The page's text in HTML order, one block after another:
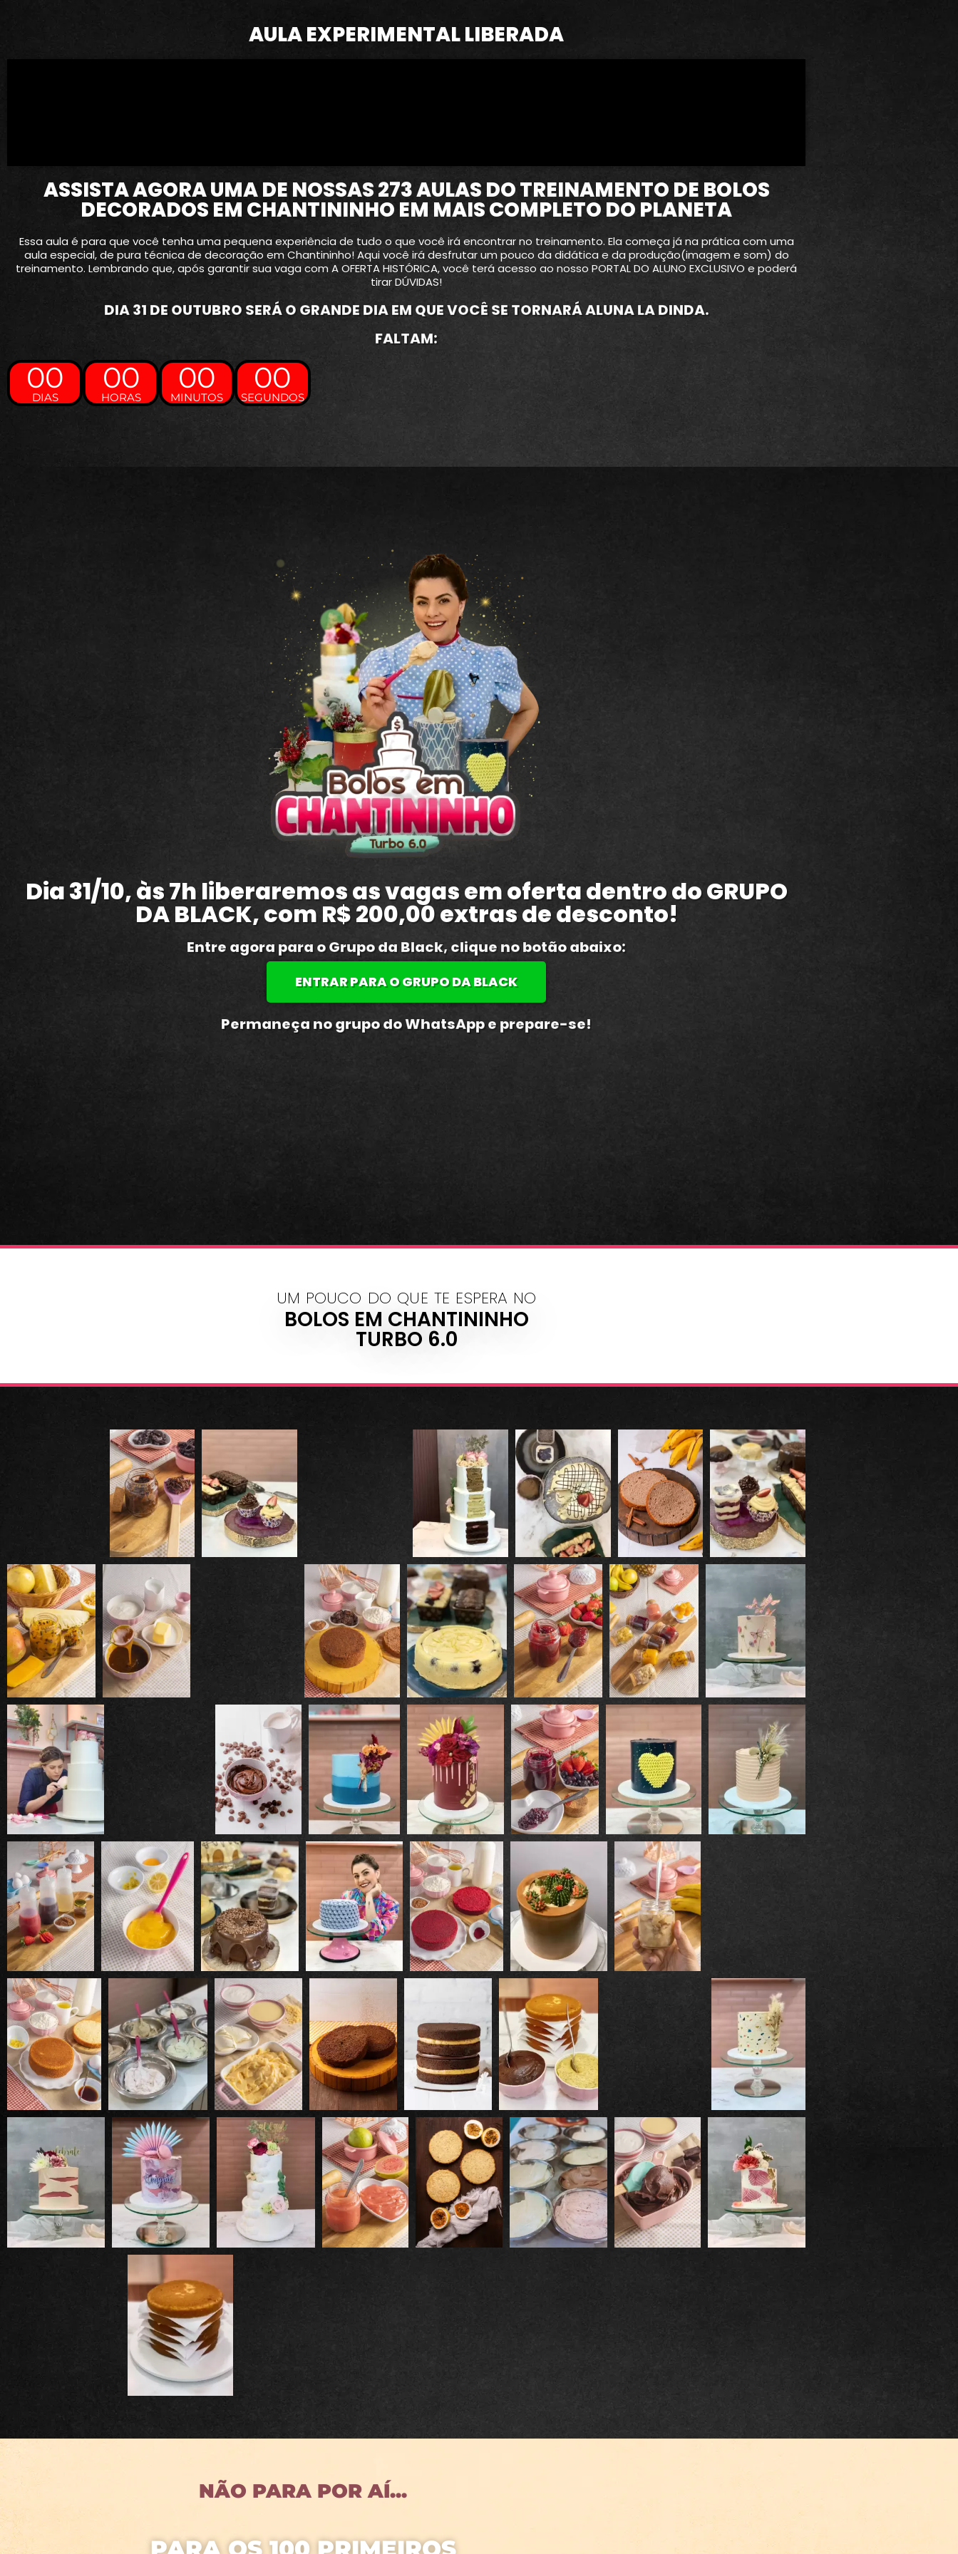
AULA EXPERIMENTAL LIBERADA
ASSISTA AGORA UMA DE NOSSAS 273 AULAS DO TREINAMENTO DE BOLOS
DECORADOS EM CHANTININHO EM MAIS COMPLETO DO PLANETA
Essa aula é para que você tenha uma pequena experiência de tudo o que você irá encontrar no treinamento. Ela começa já na prática com uma
aula especial, de pura técnica de decoração em Chantininho! Aqui você irá desfrutar um pouco da didática e da produção(imagem e som) do
treinamento. Lembrando que, após garantir sua vaga com A OFERTA HISTÓRICA, você terá acesso ao nosso PORTAL DO ALUNO EXCLUSIVO e poderá
tirar DÚVIDAS!
DIA 31 DE OUTUBRO SERÁ O GRANDE DIA EM QUE VOCÊ SE TORNARÁ ALUNA LA DINDA.
FALTAM:
00
DIAS
00
HORAS
00
MINUTOS
00
SEGUNDOS
Dia 31/10, às 7h liberaremos as vagas em oferta dentro do GRUPO
DA BLACK, com R$ 200,00 extras de desconto!
Entre agora para o Grupo da Black, clique no botão abaixo:
ENTRAR PARA O GRUPO DA BLACK
Permaneça no grupo do WhatsApp e prepare-se!
UM POUCO DO QUE TE ESPERA NO
BOLOS EM CHANTININHO
TURBO 6.0
NÃO PARA POR AÍ...